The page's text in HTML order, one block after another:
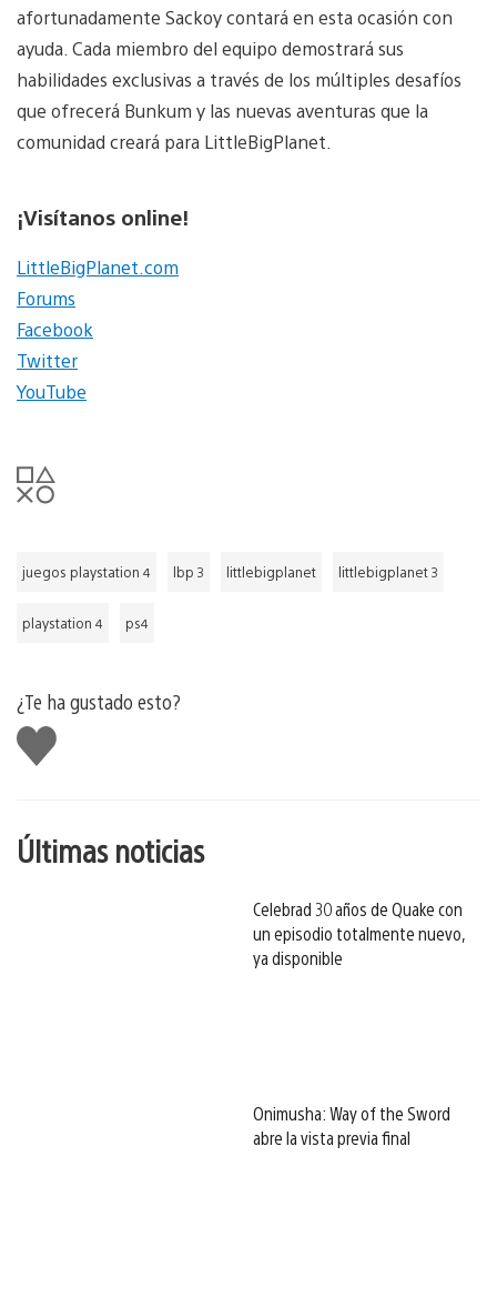
afortunadamente Sackoy contará en esta ocasión con
ayuda. Cada miembro del equipo demostrará sus
habilidades exclusivas a través de los múltiples desafíos
que ofrecerá Bunkum y las nuevas aventuras que la
comunidad creará para LittleBigPlanet.
¡Visítanos online!
LittleBigPlanet.com
Forums
Facebook
Twitter
YouTube
juegos playstation 4 lbp 3 littlebigplanet littlebigplanet 3
playstation 4 ps4
¿Te ha gustado esto?
Me
gusta
Últimas noticias
Celebrad 30 años de Quake con
un episodio totalmente nuevo,
ya disponible
Onimusha: Way of the Sword
abre la vista previa final